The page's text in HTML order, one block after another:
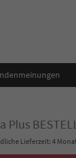
Plus
Lieferzeit:4